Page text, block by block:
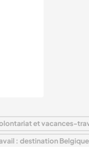
et vacances-
: destination Belgique